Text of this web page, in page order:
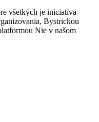
všetkých je iniciatíva
Bystrickou
Nie v našom